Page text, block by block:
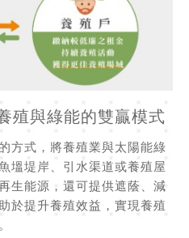
殖與綠能的雙贏模式
方式，將養殖業與太陽能綠
塭堤岸、引水渠道或養殖屋
生能源，還可提供遮蔭、減
於提升養殖效益，實現養殖